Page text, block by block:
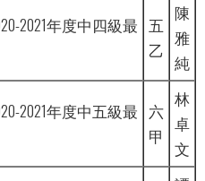
2021年度中四級最 五
乙
陳
雅
純
2021年度中五級最 六
甲
林
卓
文